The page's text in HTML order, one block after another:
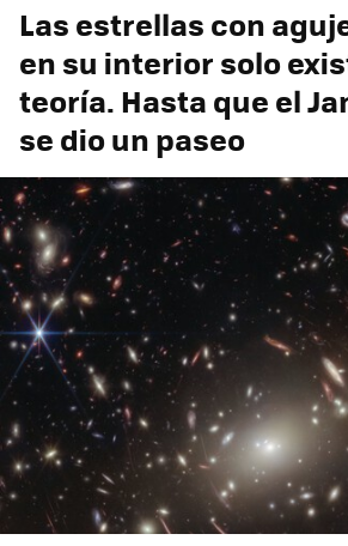
Las estrellas con
en su interior solo
teoría. Hasta que el
se dio un paseo